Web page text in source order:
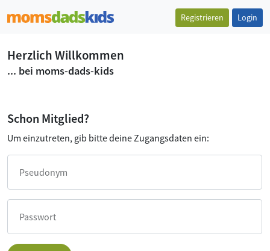
Registrieren Login
Herzlich Willkommen
... bei moms-dads-kids
Schon Mitglied?
Um einzutreten, gib bitte deine Zugangsdaten ein:
Pseudonym
Passwort